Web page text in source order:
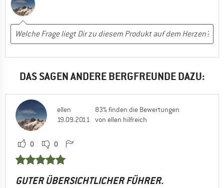
DAS SAGEN ANDERE BERGFREUNDE DAZU:
ellen
19.09.2011
83% finden die Bewertungen
von ellen hilfreich
0 0
GUTER ÜBERSICHTLICHER FÜHRER.